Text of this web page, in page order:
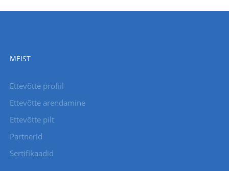
MEIST
Ettevõtte profiil
Ettevõtte arendamine
Ettevõtte pilt
Partnerid
Sertifikaadid